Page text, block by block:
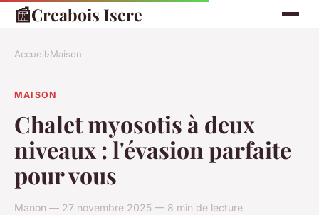
📰Creabois Isere
Accueil›Maison
MAISON
Chalet myosotis à deux
niveaux : l'évasion parfaite
pour vous
Manon — 27 novembre 2025 — 8 min de lecture